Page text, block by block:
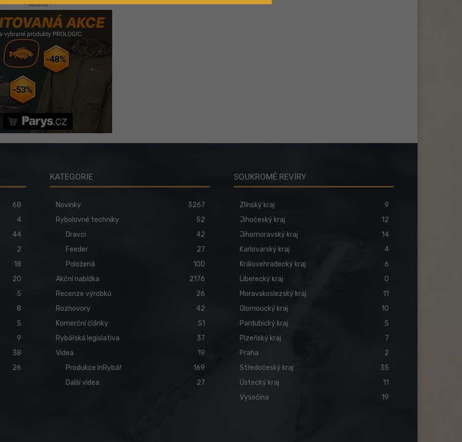
- Reklama -
68
4
44
2
18
20
5
8
5
9
38
26
KATEGORIE
Novinky
3267
Rybolovné techniky
52
Dravci
42
Feeder
27
Položená
100
Akční nabídka
2176
Recenze výrobků
26
Rozhovory
42
Komerční články
51
Rybářská legislativa
37
Videa
19
Produkce InRybář
169
Další videa
27
SOUKROMÉ REVÍRY
Zlínský kraj
9
Jihočeský kraj
12
Jihomoravský kraj
14
Karlovarský kraj
4
Královehradecký kraj
6
Liberecký kraj
0
Moravskoslezský kraj
11
Olomoucký kraj
10
Pardubický kraj
5
Plzeňský kraj
7
Praha
2
Středočeský kraj
35
Ústecký kraj
11
Vysočina
19